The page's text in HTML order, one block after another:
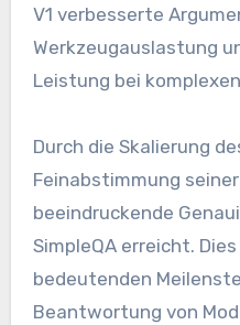
V1 verbesserte
Werkzeugauslastung
Leistung bei
Durch die Skalierung
Feinabstimmung
beeindruckende
SimpleQA erreicht.
bedeutenden
Beantwortung von